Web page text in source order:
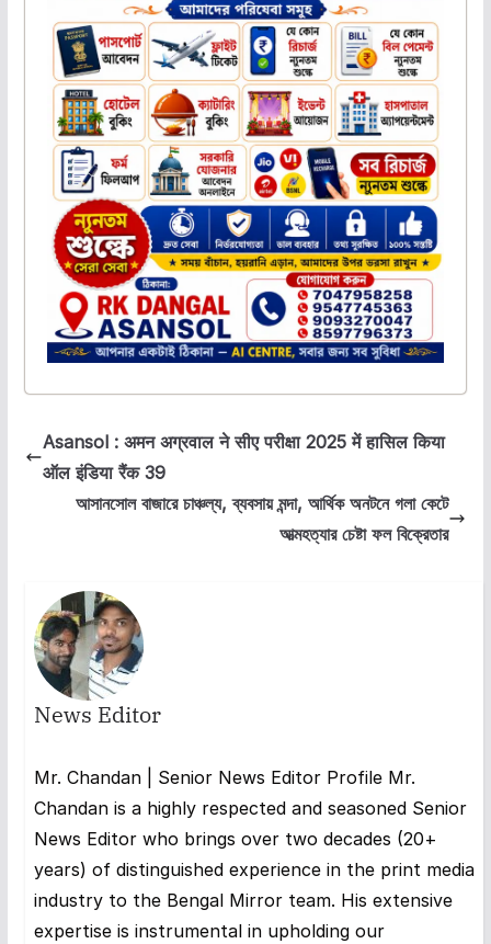
Asansol : अमन अग्रवाल ने सीए परीक्षा 2025 में हासिल किया
ऑल इंडिया रैंक 39
আসানসোল বাজারে চাঞ্চল্য, ব্যবসায় মন্দা, আর্থিক অনটনে গলা কেটে
আত্মহত্যার চেষ্টা ফল বিক্রেতার
News Editor
Mr. Chandan | Senior News Editor Profile Mr.
Chandan is a highly respected and seasoned Senior
News Editor who brings over two decades (20+
years) of distinguished experience in the print media
industry to the Bengal Mirror team. His extensive
expertise is instrumental in upholding our